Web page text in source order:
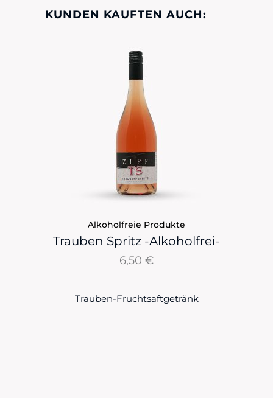
KUNDEN KAUFTEN AUCH:
Alkoholfreie Produkte
Trauben Spritz -Alkoholfrei-
6,50 €
Trauben-Fruchtsaftgetränk